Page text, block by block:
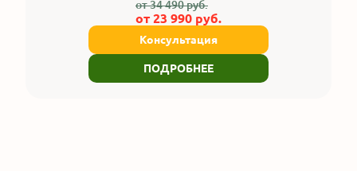
от34 490руб.
от 23 990 руб.
Консультация
ПОДРОБНЕЕ